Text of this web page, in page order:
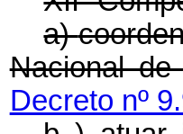
a)
Nacional
Decreto nº